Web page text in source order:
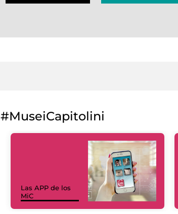
#MuseiCapitolini
Las APP de los
MiC